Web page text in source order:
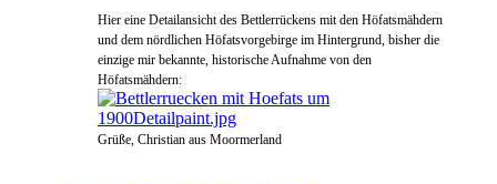
Hier eine Detailansicht des Bettlerrückens mit den Höfatsmähdern
und dem nördlichen Höfatsvorgebirge im Hintergrund, bisher die
einzige mir bekannte, historische Aufnahme von den
Höfatsmähdern:
Grüße, Christian aus Moormerland